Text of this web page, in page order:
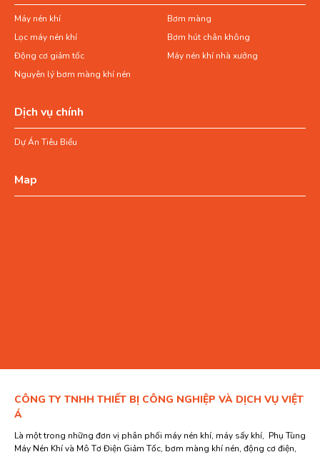
Máy nén khí
Bơm màng
Lọc máy nén khí
Bơm hút chân không
Động cơ giảm tốc
Máy nén khí nhà xưởng
Nguyên lý bơm màng khí nén
Dịch vụ chính
Dự Án Tiêu Biểu
Map
CÔNG TY TNHH THIẾT BỊ CÔNG NGHIỆP VÀ DỊCH VỤ VIỆT
Á
Là một trong những đơn vị phân phối máy nén khí, máy sấy khí, Phụ Tùng
Máy Nén Khí và Mô Tơ Điện Giảm Tốc, bơm màng khí nén, động cơ điện,